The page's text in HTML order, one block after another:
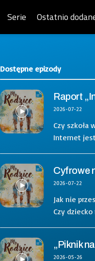
Serie Ostatnio
Dostępne epizody
Raport
2026-07-22
Czy szkoła
Internet
Cyfrowe
2026-07-22
Jak nie
Czy
„Piknik
2026-05-26